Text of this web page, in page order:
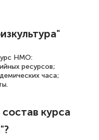
за курс
"Эксперт ЕГЭ по
НМО:
ресурсов;
часа;
курса